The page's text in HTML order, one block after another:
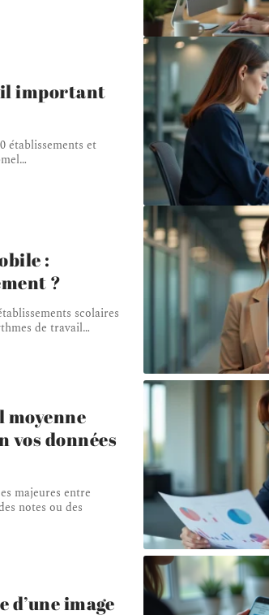
important
établissements et
…
:
?
scolaires
de travail…
moyenne
vos données
majeures entre
notes ou des
image